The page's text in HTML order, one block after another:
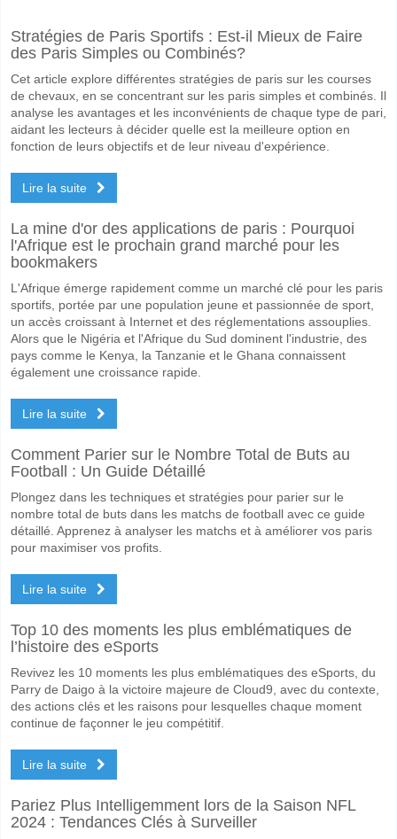
Le match entre Sarmiento Junin v Boca Juniors 17 July 2026 01:45.
Boca Juniors pour le Gagnant du match, avec une probabilité de 57%
Les deux équipes marqueront-elles dans le match
Non pour Les Deux Équipes Marquent, avec un pourcentage de 66%.
Quel sera le résultat correct attendu entre Sarmiento
Stratégies de Paris Sportifs : Est-il Mieux de Faire
des Paris Simples ou Combinés?
Cet article explore différentes stratégies de paris sur les courses
de chevaux, en se concentrant sur les paris simples et combinés. Il
analyse les avantages et les inconvénients de chaque type de pari,
aidant les lecteurs à décider quelle est la meilleure option en
fonction de leurs objectifs et de leur niveau d'expérience.
Lire la suite
La mine d'or des applications de paris : Pourquoi
l'Afrique est le prochain grand marché pour les
bookmakers
L'Afrique émerge rapidement comme un marché clé pour les paris
sportifs, portée par une population jeune et passionnée de sport,
un accès croissant à Internet et des réglementations assouplies.
Alors que le Nigéria et l'Afrique du Sud dominent l'industrie, des
pays comme le Kenya, la Tanzanie et le Ghana connaissent
également une croissance rapide.
Lire la suite
Comment Parier sur le Nombre Total de Buts au
Football : Un Guide Détaillé
Plongez dans les techniques et stratégies pour parier sur le
nombre total de buts dans les matchs de football avec ce guide
détaillé. Apprenez à analyser les matchs et à améliorer vos paris
pour maximiser vos profits.
Lire la suite
Top 10 des moments les plus emblématiques de
l’histoire des eSports
Revivez les 10 moments les plus emblématiques des eSports, du
Parry de Daigo à la victoire majeure de Cloud9, avec du contexte,
des actions clés et les raisons pour lesquelles chaque moment
continue de façonner le jeu compétitif.
Lire la suite
Pariez Plus Intelligemment lors de la Saison NFL
2024 : Tendances Clés à Surveiller